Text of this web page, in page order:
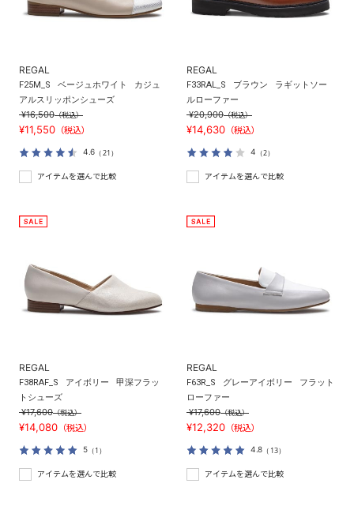
REGAL
F25M_S ベージュホワイト
カジュ
アルスリッポンシューズ
¥16,500（税込）
¥11,550 （税込）
4.6 （21）
アイテムを選んで比較
REGAL
F33RAL_S ブラウン
ラギットソー
ルローファー
¥20,900（税込）
¥14,630 （税込）
4 （2）
アイテムを選んで比較
REGAL
F38RAF_S アイボリー
甲深フラッ
トシューズ
¥17,600（税込）
¥14,080 （税込）
5（1）
アイテムを選んで比較
REGAL
F63R_S グレーアイボリー
フラット
ローファー
¥17,600（税込）
¥12,320 （税込）
4.8 （13）
アイテムを選んで比較